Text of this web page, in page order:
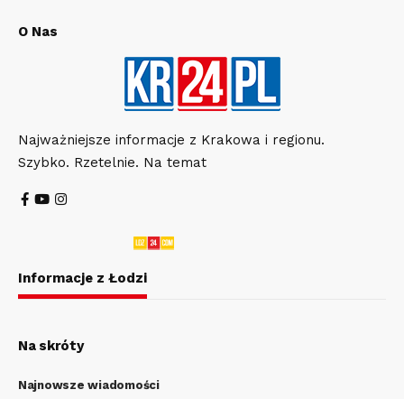
O Nas
Najważniejsze informacje z Krakowa i regionu.
Szybko. Rzetelnie. Na temat
Informacje z Łodzi
Na skróty
Najnowsze wiadomości